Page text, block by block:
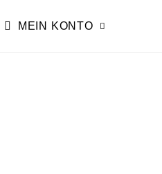
MEIN KONTO